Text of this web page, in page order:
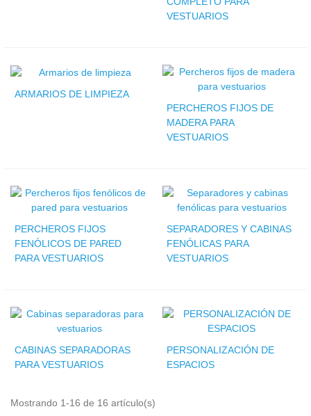
VESTUARIOS
ARMARIOS DE LIMPIEZA
PERCHEROS FIJOS DE
MADERA PARA
VESTUARIOS
PERCHEROS FIJOS
FENÓLICOS DE PARED
PARA VESTUARIOS
SEPARADORES Y CABINAS
FENÓLICAS PARA
VESTUARIOS
CABINAS SEPARADORAS
PARA VESTUARIOS
PERSONALIZACIÓN DE
ESPACIOS
Mostrando 1-16 de 16 artículo(s)